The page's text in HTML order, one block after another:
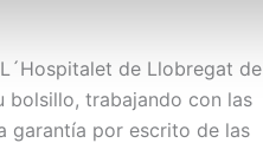
de Llobregat de
bolsillo, trabajando con las
garantía por escrito de las